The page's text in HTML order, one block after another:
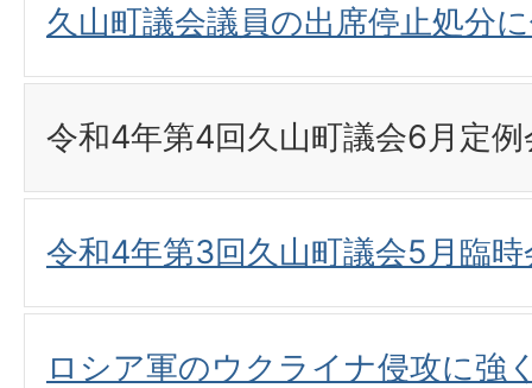
久山町議会議員の出席停止処分
令和4年第4回久山町議会6月定
令和4年第3回久山町議会5月臨
ロシア軍のウクライナ侵攻に強